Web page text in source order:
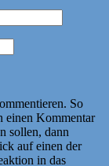
So
einen Kommentar
sollen, dann
auf einen der
in das